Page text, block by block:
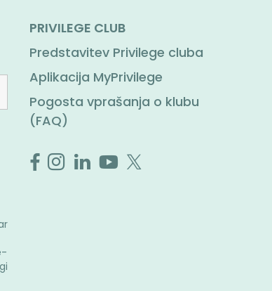
PRIVILEGE CLUB
Predstavitev Privilege cluba
Aplikacija MyPrivilege
Pogosta vprašanja o klubu
(FAQ)